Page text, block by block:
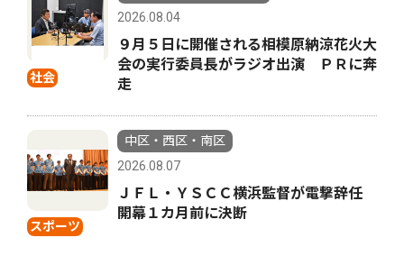
社会
2026.08.04
９月５日に開催される相模原納涼花火大
会の実行委員長がラジオ出演 ＰＲに奔
走
スポーツ
中区・西区・南区
2026.08.07
ＪＦＬ・ＹＳＣＣ横浜監督が電撃辞任
開幕１カ月前に決断